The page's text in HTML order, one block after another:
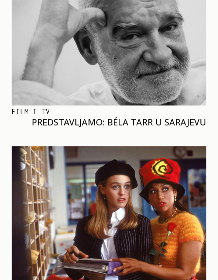
FILM I TV
PREDSTAVLJAMO: BÉLA TARR U SARAJEVU